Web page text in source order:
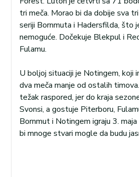
tri meča. Morao bi da dobije sva
seriji Bornmuta i Hadersfilda, što
nemoguće. Dočekuje Blekpul i
Fulamu.
U boljoj situaciji je Notingem, koji
dva meča manje od ostalih
težak raspored, jer do kraja
Svonsi, a gostuje Piterboru,
Bornmut i Notingem igraju 3.
bi mnoge stvari mogle da budu